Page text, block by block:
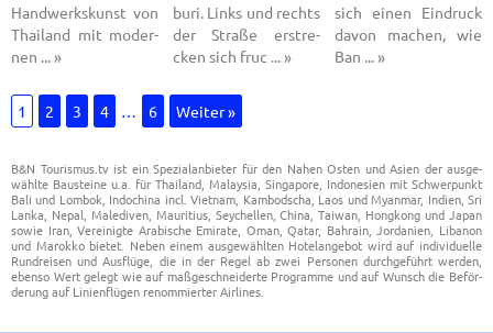
Hand­werks­kunst von
Thai­land mit mo­der­
nen ... »
b­u­ri. Links und rechts
der Stra­ße er­stre­
cken sich fruc ... »
sich einen Ein­druck
davon ma­chen, wie
Ban ... »
1 2 3 4 … 6 Wei­ter »
B&N Tou­ris­mus.tv ist ein Spe­zi­al­an­bie­ter für den Nahen Osten und Asien der aus­ge­
wähl­te Bau­stei­ne u.a. für Thai­land, Ma­lay­sia, Sin­g­a­po­re, In­do­ne­si­en mit Schwer­punkt
Bali und Lom­bok, In­do­chi­na incl. Viet­nam, Kam­bo­dscha, Laos und Myan­mar, In­di­en, Sri
Lanka, Nepal, Ma­le­di­ven, Mau­ri­ti­us, Sey­chel­len, China, Tai­wan, Hong­kong und Japan
sowie Iran, Ver­ei­nig­te Ara­bi­sche Emi­ra­te, Oman, Qatar, Bah­rain, Jor­da­ni­en, Li­ba­non
und Ma­rok­ko bie­tet. Neben einem aus­ge­wähl­ten Ho­tel­an­ge­bot wird auf in­di­vi­du­el­le
Rund­rei­sen und Aus­flü­ge, die in der Regel ab zwei Per­so­nen durch­ge­führt wer­den,
eben­so Wert ge­legt wie auf maß­ge­schnei­der­te Pro­gram­me und auf Wunsch die Be­för­
de­rung auf Li­ni­en­flü­gen re­nom­mier­ter Air­lines.